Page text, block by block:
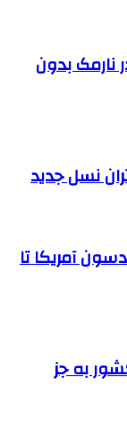
نارمک بدون
نسل جدید
آمریکا تا
کشور به جز